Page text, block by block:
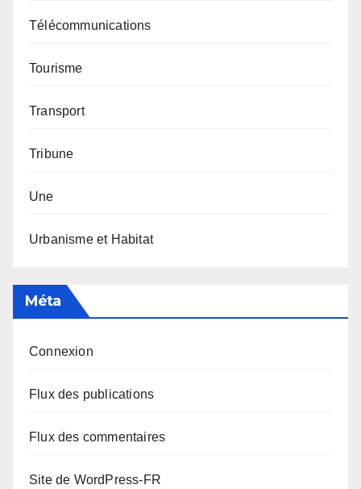
Télécommunications
Tourisme
Transport
Tribune
Une
Urbanisme et Habitat
Méta
Connexion
Flux des publications
Flux des commentaires
Site de WordPress-FR